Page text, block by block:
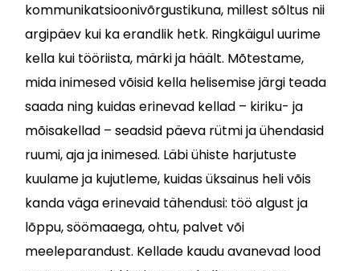
kommunikatsioonivõrgustikuna, millest sõltus nii
argipäev kui ka erandlik hetk. Ringkäigul uurime
kella kui tööriista, märki ja häält. Mõtestame,
mida inimesed võisid kella helisemise järgi teada
saada ning kuidas erinevad kellad – kiriku- ja
mõisakellad – seadsid päeva rütmi ja ühendasid
ruumi, aja ja inimesed. Läbi ühiste harjutuste
kuulame ja kujutleme, kuidas üksainus heli võis
kanda väga erinevaid tähendusi: töö algust ja
lõppu, söömaaega, ohtu, palvet või
meeleparandust. Kellade kaudu avanevad lood